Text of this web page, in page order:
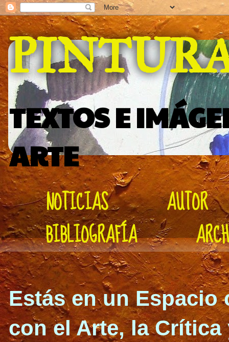
TEXTOS E
ARTE
NOTICIAS
AUTOR
BIBLIOGRAFÍA
Estás en un Espacio
con el Arte, la